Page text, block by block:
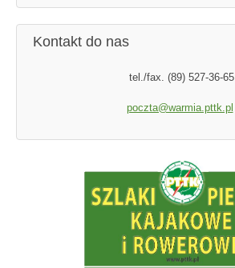
Kontakt do nas
tel./fax. (89) 527-36-65
poczta@warmia.pttk.pl